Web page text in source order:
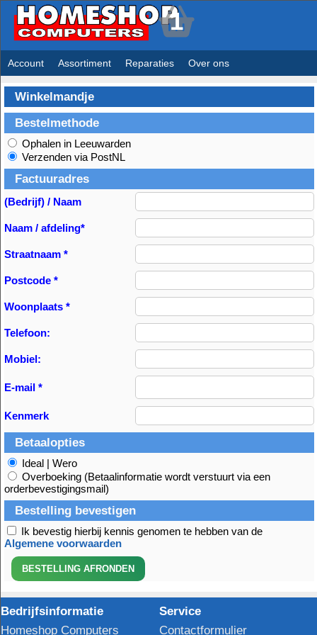
Account Assortiment Reparaties Over ons
1
Winkelmandje
Bestelmethode
Ophalen in Leeuwarden
Verzenden via PostNL
Factuuradres
(Bedrijf) / Naam
Naam / afdeling*
Straatnaam *
Postcode *
Woonplaats *
Telefoon:
Mobiel:
E-mail *
Kenmerk
Betaalopties
Ideal | Wero
Overboeking (Betaalinformatie wordt verstuurt via een
orderbevestigingsmail)
Bestelling bevestigen
Ik bevestig hierbij kennis genomen te hebben van de
Algemene voorwaarden
Bedrijfsinformatie
Homeshop Computers
Service
Contactformulier